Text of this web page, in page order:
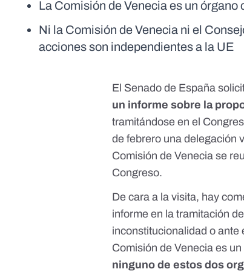
La Comisión de Venecia es un
Ni la Comisión de Venecia ni el
acciones son independientes a la UE
El Senado de España
un informe sobre la
tramitándose en el
de febrero una delegación
Comisión de Venecia se
Congreso.
De cara a la visita, hay
informe en la tramitación
inconstitucionalidad o ante
Comisión de Venecia es
ninguno de estos dos